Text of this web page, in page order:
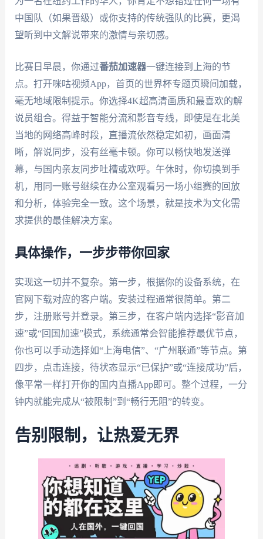
中国队（如果晋级）或你支持的传统强队的比赛，更渴
望听到中文解说带来的激情与亲切感。
比赛日早晨，你通过番茄加速器一键连接到上海的节
点。打开咪咕视频App，首页的世界杯专题页瞬间加载，
毫无地域限制提示。你选择4K超高清画质和最喜欢的解
说员组合。得益于智能分流和影音专线，即使是在北美
当地的网络高峰时段，直播流依然稳定如初，画面清
晰，解说同步，没有丝毫卡顿。你可以畅快地发送弹
幕，与国内亲友同步吐槽或欢呼。午休时，你切换到手
机，用同一账号继续在办公室观看另一场小组赛的回放
和分析，体验完全一致。这个场景，就是技术为文化需
求提供的最佳解决方案。
具体操作，一步步带你回家
实现这一切并不复杂。第一步，根据你的设备系统，在
官网下载对应的客户端。安装过程通常很简单。第二
步，注册账号并登录。第三步，在客户端内选择“影音加
速”或“回国加速”模式，系统通常会智能推荐最优节点，
你也可以手动选择如“上海电信”、“广州联通”等节点。第
四步，点击连接，待状态显示“已保护”或“连接成功”后，
像平常一样打开你的国内直播App即可。整个过程，一分
钟内就能完成从“被限制”到“畅行无阻”的转变。
告别限制，让热爱无界